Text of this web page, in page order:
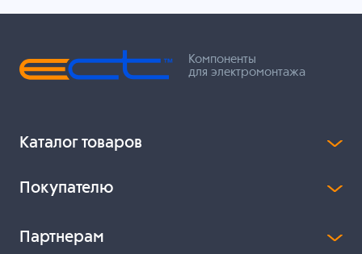
Компоненты
для электромонтажа
Каталог товаров
Покупателю
Партнерам